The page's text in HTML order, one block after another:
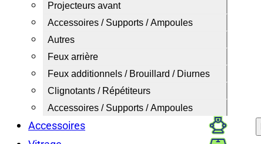
Projecteurs avant
Accessoires / Supports / Ampoules
Autres
Feux arrière
Feux additionnels / Brouillard / Diurnes
Clignotants / Répétiteurs
Accessoires / Supports / Ampoules
Accessoires